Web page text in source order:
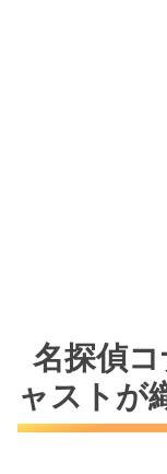
名探偵
ャストが